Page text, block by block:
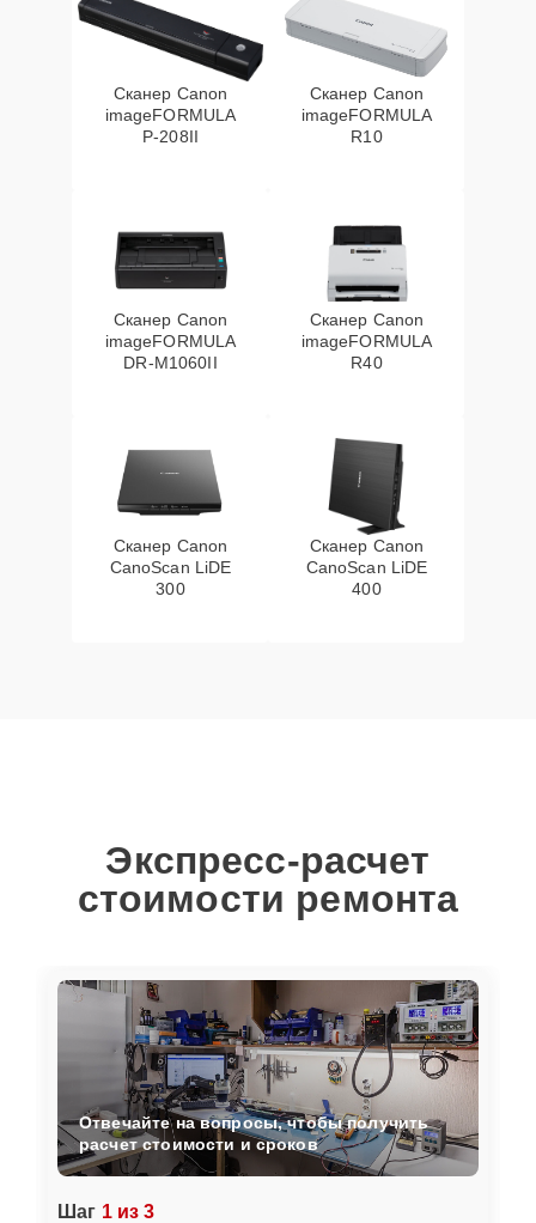
Сканер Canon
imageFORMULA
P‑208II
Сканер Canon
imageFORMULA
R10
Сканер Canon
imageFORMULA
DR‑M1060II
Сканер Canon
imageFORMULA
R40
Сканер Canon
CanoScan LiDE
300
Сканер Canon
CanoScan LiDE
400
Экспресс-расчет
стоимости ремонта
Шаг 1 из 3
Отвечайте на вопросы, чтобы получить
расчет стоимости и сроков